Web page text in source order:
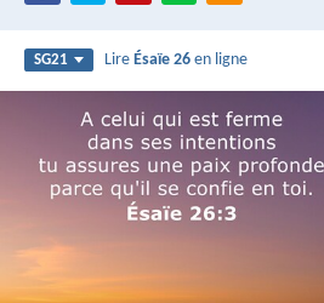
SG21 LireÉsaïe 26 en ligne